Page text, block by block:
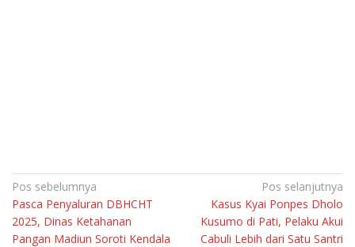
Navigasi
pos
Pos sebelumnya
Pasca Penyaluran DBHCHT
2025, Dinas Ketahanan
Pangan Madiun Soroti Kendala
Pos selanjutnya
Kasus Kyai Ponpes Dholo
Kusumo di Pati, Pelaku Akui
Cabuli Lebih dari Satu Santri